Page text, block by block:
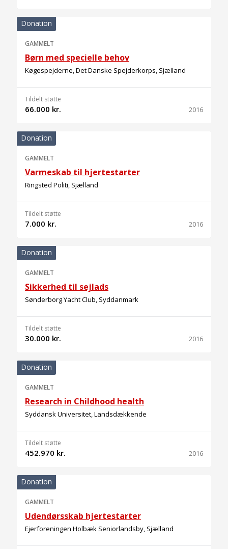
Donation
GAMMELT
Børn med specielle behov
Køgespejderne, Det Danske Spejderkorps, Sjælland
Tildelt støtte
66.000 kr. 2016
Donation
GAMMELT
Varmeskab til hjertestarter
Ringsted Politi, Sjælland
Tildelt støtte
7.000 kr. 2016
Donation
GAMMELT
Sikkerhed til sejlads
Sønderborg Yacht Club, Syddanmark
Tildelt støtte
30.000 kr. 2016
Donation
GAMMELT
Research in Childhood health
Syddansk Universitet, Landsdækkende
Tildelt støtte
452.970 kr. 2016
Donation
GAMMELT
Udendørsskab hjertestarter
Ejerforeningen Holbæk Seniorlandsby, Sjælland